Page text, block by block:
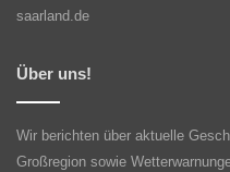
saarland.de
Über uns!
Wir berichten über aktuelle
Großregion sowie